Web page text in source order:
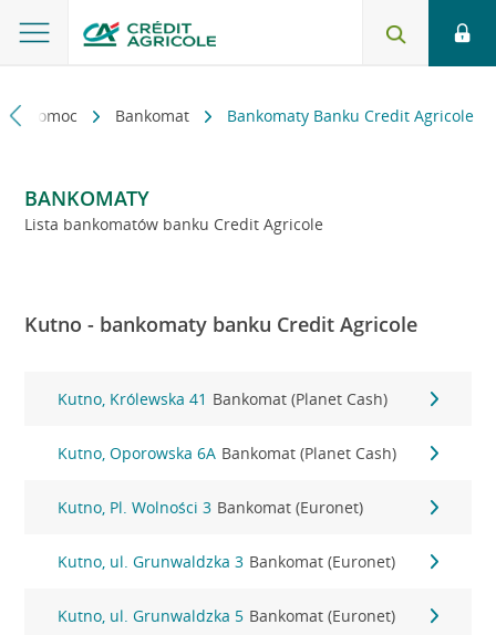
i pomoc Bankomat Bankomaty Banku Credit Agricole
BANKOMATY
Lista bankomatów banku Credit Agricole
Kutno - bankomaty banku Credit Agricole
Kutno, Królewska 41 Bankomat (Planet Cash)
Kutno, Oporowska 6A Bankomat (Planet Cash)
Kutno, Pl. Wolności 3 Bankomat (Euronet)
Kutno, ul. Grunwaldzka 3 Bankomat (Euronet)
Kutno, ul. Grunwaldzka 5 Bankomat (Euronet)